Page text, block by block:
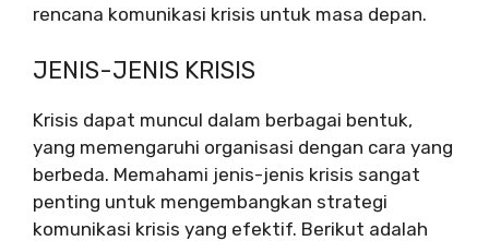
rencana komunikasi krisis untuk masa depan.
JENIS-JENIS KRISIS
Krisis dapat muncul dalam berbagai bentuk,
yang memengaruhi organisasi dengan cara yang
berbeda. Memahami jenis-jenis krisis sangat
penting untuk mengembangkan strategi
komunikasi krisis yang efektif. Berikut adalah